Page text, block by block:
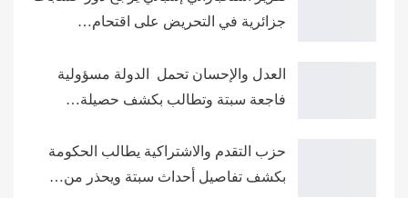
جزائرية في التحريض على اقتحام…
العدل والإحسان تحمل الدولة مسؤولية
فاجعة سبتة وتطالب بكشف حصيلة…
حزب التقدم والاشتراكية يطالب الحكومة
بكشف تفاصيل أحداث سبتة ويحذر من…